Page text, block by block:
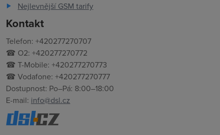
Nejlevnější GSM tarify
Kontakt
Telefon: +420277270707
☎ O2: +420277270772
☎ T-Mobile: +420277270773
☎ Vodafone: +420277270777
Dostupnost: Po–Pá: 8:00–18:00
E-mail: info@dsl.cz